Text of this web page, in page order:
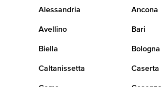
Alessandria Ancona
Avellino Bari
Biella Bologna
Caltanissetta Caserta